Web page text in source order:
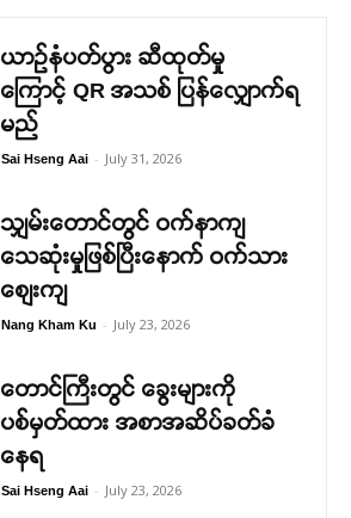
ယာဉ်နံပတ်ပွား ဆီထုတ်မှု
ကြောင့် QR အသစ် ပြန်လျှောက်ရ
မည်
Sai Hseng Aai - July 31, 2026
သျှမ်းတောင်တွင် ဝက်နာကျ
သေဆုံးမှုဖြစ်ပြီးနောက် ဝက်သား
စျေးကျ
Nang Kham Ku - July 23, 2026
တောင်ကြီးတွင် ခွေးများကို
ပစ်မှတ်ထား အစာအဆိပ်ခတ်ခံ
နေရ
Sai Hseng Aai - July 23, 2026